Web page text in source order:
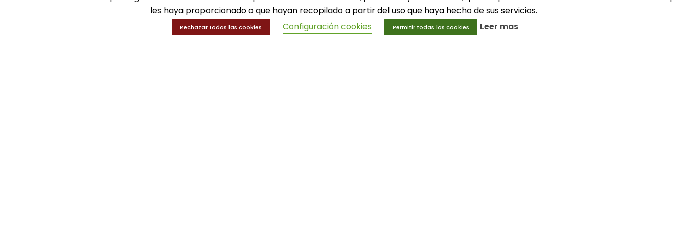
les haya proporcionado o que hayan recopilado a partir del uso que haya hecho de sus servicios.
Rechazar todas las cookies Configuración cookies Permitir todas las cookies Leer mas